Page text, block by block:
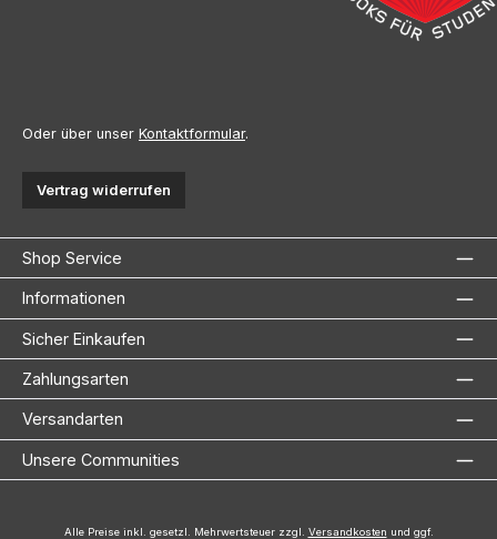
Oder über unser Kontaktformular.
Vertrag widerrufen
Shop Service
Informationen
Sicher Einkaufen
Zahlungsarten
Versandarten
Unsere Communities
Alle Preise inkl. gesetzl. Mehrwertsteuer zzgl. Versandkosten und ggf.